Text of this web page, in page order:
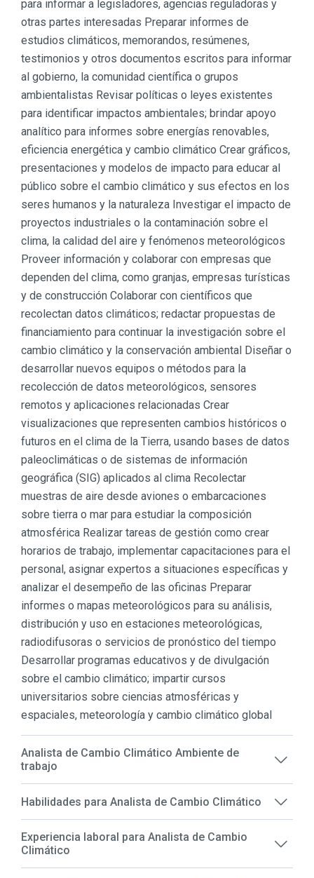
para informar a legisladores, agencias reguladoras y
otras partes interesadas Preparar informes de
estudios climáticos, memorandos, resúmenes,
testimonios y otros documentos escritos para informar
al gobierno, la comunidad científica o grupos
ambientalistas Revisar políticas o leyes existentes
para identificar impactos ambientales; brindar apoyo
analítico para informes sobre energías renovables,
eficiencia energética y cambio climático Crear gráficos,
presentaciones y modelos de impacto para educar al
público sobre el cambio climático y sus efectos en los
seres humanos y la naturaleza Investigar el impacto de
proyectos industriales o la contaminación sobre el
clima, la calidad del aire y fenómenos meteorológicos
Proveer información y colaborar con empresas que
dependen del clima, como granjas, empresas turísticas
y de construcción Colaborar con científicos que
recolectan datos climáticos; redactar propuestas de
financiamiento para continuar la investigación sobre el
cambio climático y la conservación ambiental Diseñar o
desarrollar nuevos equipos o métodos para la
recolección de datos meteorológicos, sensores
remotos y aplicaciones relacionadas Crear
visualizaciones que representen cambios históricos o
futuros en el clima de la Tierra, usando bases de datos
paleoclimáticas o de sistemas de información
geográfica (SIG) aplicados al clima Recolectar
muestras de aire desde aviones o embarcaciones
sobre tierra o mar para estudiar la composición
atmosférica Realizar tareas de gestión como crear
horarios de trabajo, implementar capacitaciones para el
personal, asignar expertos a situaciones específicas y
analizar el desempeño de las oficinas Preparar
informes o mapas meteorológicos para su análisis,
distribución y uso en estaciones meteorológicas,
radiodifusoras o servicios de pronóstico del tiempo
Desarrollar programas educativos y de divulgación
sobre el cambio climático; impartir cursos
universitarios sobre ciencias atmosféricas y
espaciales, meteorología y cambio climático global
Analista de Cambio Climático Ambiente de
trabajo
Habilidades para Analista de Cambio Climático
Experiencia laboral para Analista de Cambio
Climático